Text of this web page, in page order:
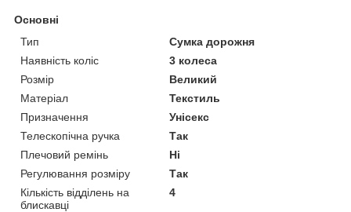
Основні
Тип
Сумка дорожня
Наявність коліс
3 колеса
Розмір
Великий
Матеріал
Текстиль
Призначення
Унісекс
Телескопічна ручка
Так
Плечовий ремінь
Ні
Регулювання розміру
Так
Кількість відділень на
блискавці
4